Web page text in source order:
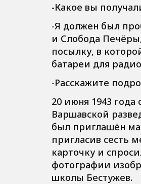
-Какое вы
-Я должен был
и Слобода
посылку, в
батареи для
-Расскажите
20 июня 1943 года
Варшавской
был приглашён
пригласив сесть
карточку и
фотографии
школы Бестужев.